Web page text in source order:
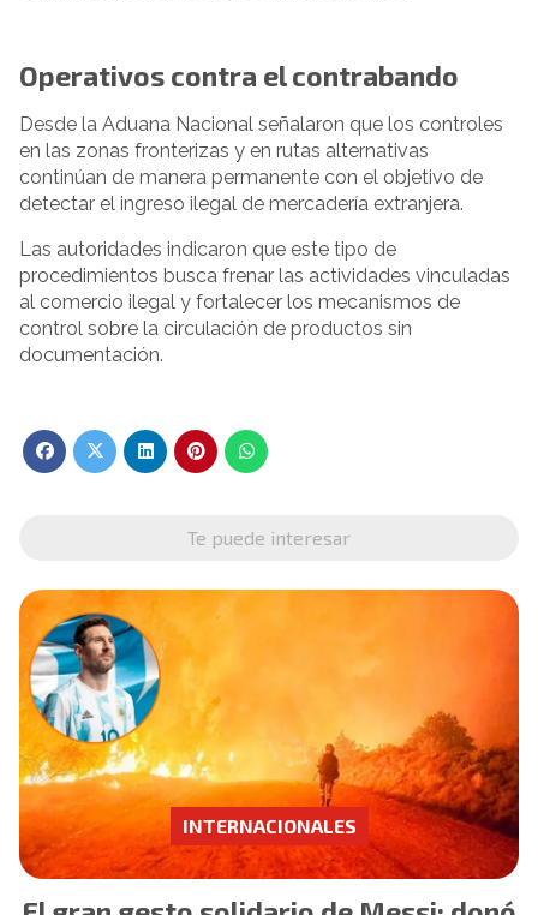
Operativos contra el contrabando
Desde la Aduana Nacional señalaron que los controles
en las zonas fronterizas y en rutas alternativas
continúan de manera permanente con el objetivo de
detectar el ingreso ilegal de mercadería extranjera.
Las autoridades indicaron que este tipo de
procedimientos busca frenar las actividades vinculadas
al comercio ilegal y fortalecer los mecanismos de
control sobre la circulación de productos sin
documentación.
Te puede interesar
INTERNACIONALES